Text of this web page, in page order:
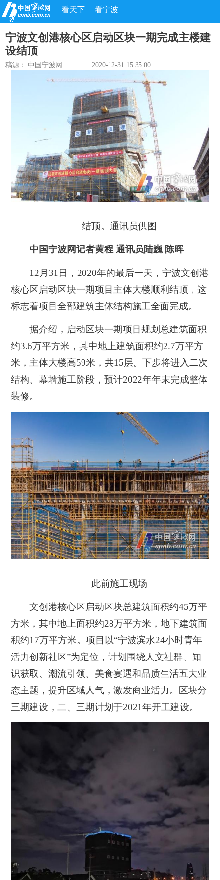
看天下 看宁波
宁波文创港核心区启动区块一期完成主楼建
设结顶
稿源： 中国宁波网 2020-12-31 15:35:00
结顶。通讯员供图
中国宁波网记者黄程 通讯员陆巍 陈晖
12月31日，2020年的最后一天，宁波文创港
核心区启动区块一期项目主体大楼顺利结顶，这
标志着项目全部建筑主体结构施工全面完成。
据介绍，启动区块一期项目规划总建筑面积
约3.6万平方米，其中地上建筑面积约2.7万平方
米，主体大楼高59米，共15层。下步将进入二次
结构、幕墙施工阶段，预计2022年年末完成整体
装修。
此前施工现场
文创港核心区启动区块总建筑面积约45万平
方米，其中地上面积约28万平方米，地下建筑面
积约17万平方米。项目以“宁波滨水24小时青年
活力创新社区”为定位，计划围绕人文社群、知
识获取、潮流引领、美食宴遇和品质生活五大业
态主题，提升区域人气，激发商业活力。区块分
三期建设，二、三期计划于2021年开工建设。